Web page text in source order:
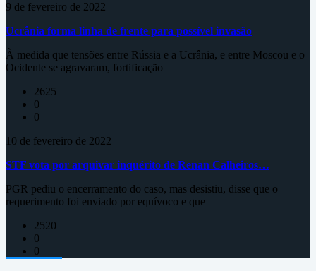
9 de fevereiro de 2022
Ucrânia forma linha de frente para possível invasão
À medida que tensões entre Rússia e a Ucrânia, e entre Moscou e o
Ocidente se agravaram, fortificação
2625
0
0
10 de fevereiro de 2022
STF vota por arquivar inquérito de Renan Calheiros…
PGR pediu o encerramento do caso, mas desistiu, disse que o
requerimento foi enviado por equívoco e que
2520
0
0